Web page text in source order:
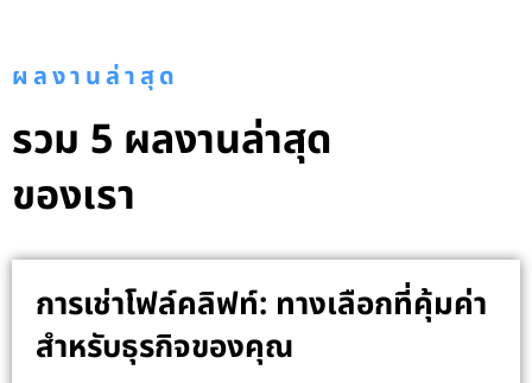
ผลงานล่าสุด
รวม 5 ผลงานล่าสุด
ของเรา
การเช่าโฟล์คลิฟท์: ทางเลือกที่คุ้มค่า
สำหรับธุรกิจของคุณ